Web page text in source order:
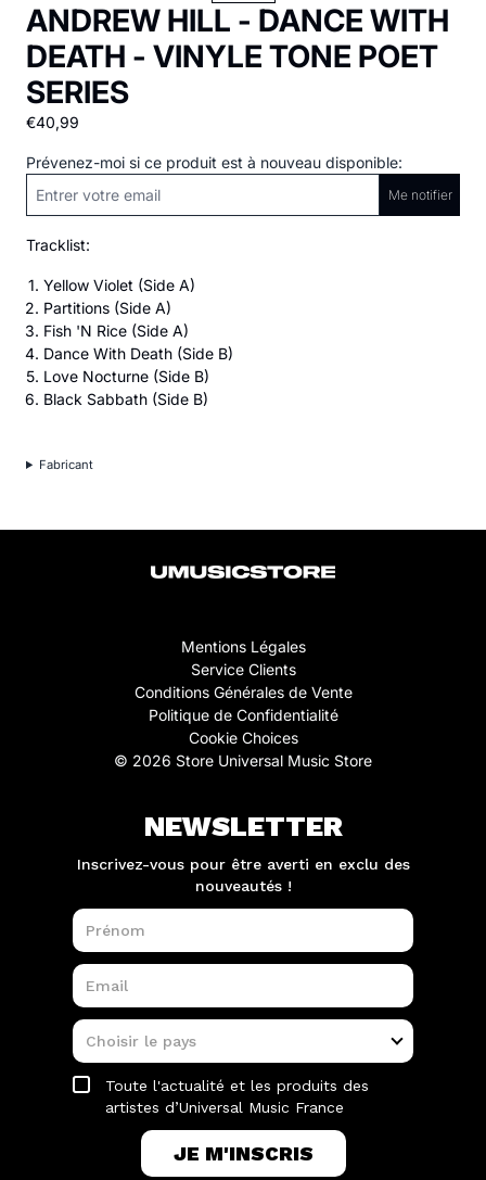
ANDREW HILL - DANCE WITH
DEATH - VINYLE TONE POET
SERIES
€40,99
Prévenez-moi si ce produit est à nouveau disponible:
Me notifier
Tracklist:
Yellow Violet (Side A)
Partitions (Side A)
Fish 'N Rice (Side A)
Dance With Death (Side B)
Love Nocturne (Side B)
Black Sabbath (Side B)
Fabricant
Mentions Légales
Service Clients
Conditions Générales de Vente
Politique de Confidentialité
Cookie Choices
© 2026 Store Universal Music Store